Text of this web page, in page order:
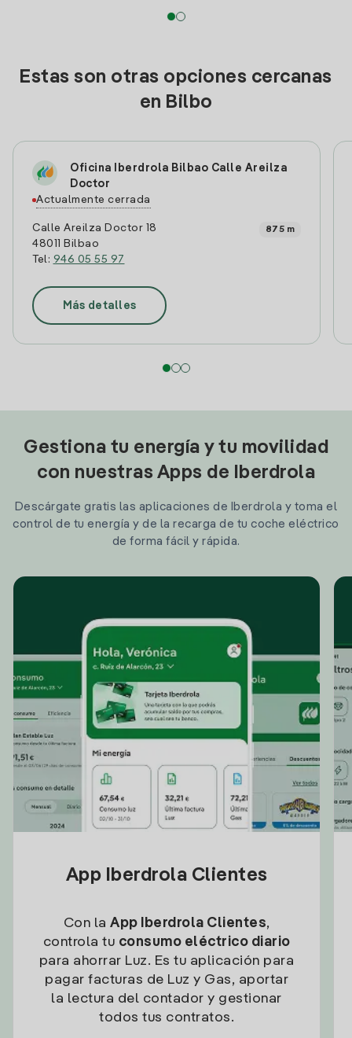
Estas son otras opciones cercanas
en Bilbo
Oficina Iberdrola Bilbao Calle Areilza
Doctor
Actualmente cerrada
Calle Areilza Doctor 18
48011 Bilbao
Tel: 946 05 55 97
875 m
Más detalles
Gestiona tu energía y tu movilidad
con nuestras Apps de Iberdrola
Descárgate gratis las aplicaciones de Iberdrola y toma el
control de tu energía y de la recarga de tu coche eléctrico
de forma fácil y rápida.
App Iberdrola Clientes
Con la App Iberdrola Clientes,
controla tu consumo eléctrico diario
para ahorrar Luz. Es tu aplicación para
pagar facturas de Luz y Gas, aportar
la lectura del contador y gestionar
todos tus contratos.